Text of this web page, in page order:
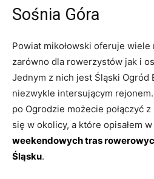
Sośnia Góra
Powiat mikołowski oferuje
zarówno dla rowerzystów jak i
Jednym z nich jest Śląski Ogród
niezwykle intersującym
po Ogrodzie możecie połączyć
się w okolicy, a które opisałem
weekendowych tras
Śląsku.